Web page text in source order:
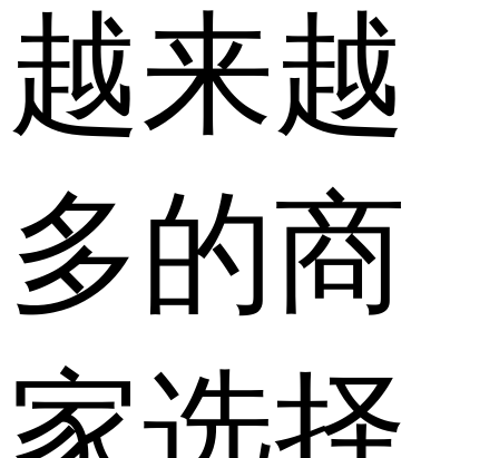
越来越
多的商